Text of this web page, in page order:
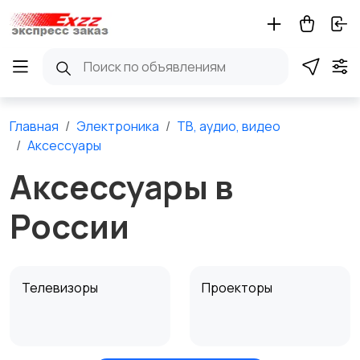
Главная Электроника
ТВ, аудио, видео
Аксессуары
Аксессуары в
России
Телевизоры Проекторы